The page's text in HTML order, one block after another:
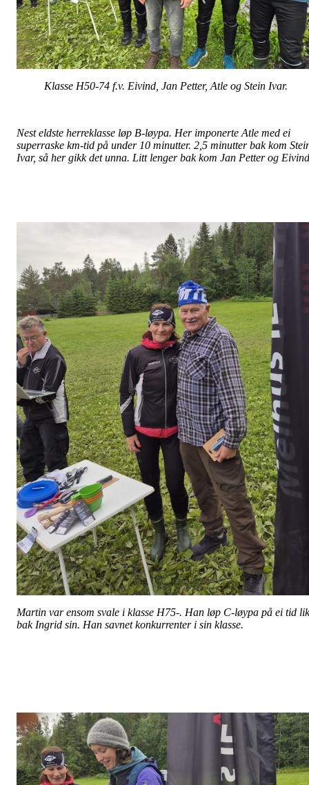
Klasse H50-74 f.v. Eivind, Jan Petter, Atle og Stein Ivar.
Nest eldste herreklasse løp B-løypa. Her imponerte Atle med ei
superraske km-tid på under 10 minutter. 2, 5 minutter bak kom
Ivar, så her gikk det unna. Litt lenger bak kom Jan Petter og
Martin var ensom svale i klasse H75-. Han løp C-løypa på ei tid
bak Ingrid sin. Han savnet konkurrenter i sin klasse.